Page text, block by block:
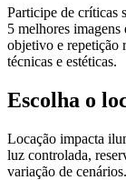
Participe de críticas
5 melhores
objetivo e repetição
técnicas e estéticas.
Escolha o
Locação impacta
luz controlada,
variação de